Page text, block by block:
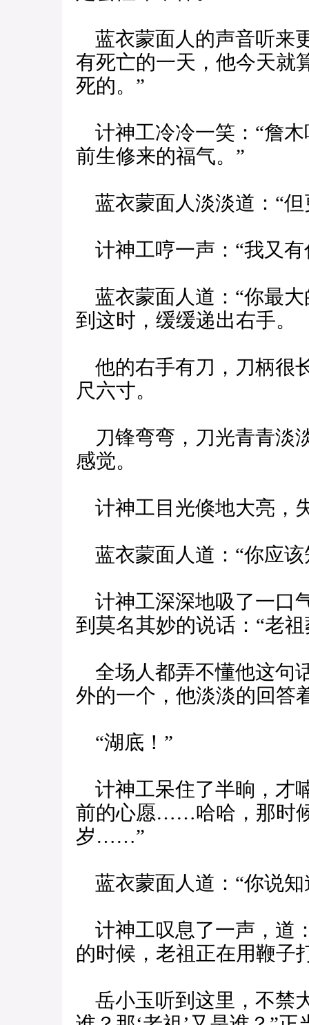
蓝衣蒙面人的声音听来
有死亡的一天，他今天就
死的。”
计神工冷冷一笑：“詹
前生修来的福气。”
蓝衣蒙面人淡淡道：“但
计神工哼一声：“我又有
蓝衣蒙面人道：“你最大
到这时，缓缓递出右手。
他的右手有刀，刀柄很
尺六寸。
刀锋弯弯，刀光青青淡
感觉。
计神工目光倏地大亮，
蓝衣蒙面人道：“你应该
计神工深深地吸了一口
到莫名其妙的说话：“老
全场人都弄不懂他这句
外的一个，他淡淡的回答
“湖底！”
计神工呆住了半晌，才
前的心愿……哈哈，那时
岁……”
蓝衣蒙面人道：“你说知
计神工叹息了一声，道
的时候，老祖正在用鞭
岳小玉听到这里，不禁